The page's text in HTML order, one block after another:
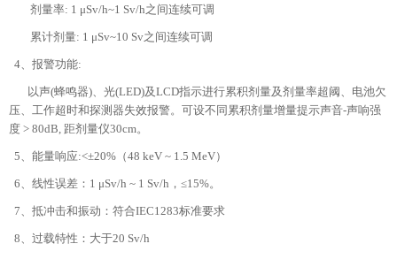
剂量率: 1 μSv/h~1 Sv/h之间连续可调
累计剂量: 1 μSv~10 Sv之间连续可调
4、报警功能:
以声(蜂鸣器)、光(LED)及LCD指示进行累积剂量及剂量率超阈、电池欠
压、工作超时和探测器失效报警。可设不同累积剂量增量提示声音-声响强
度 > 80dB, 距剂量仪30cm。
5、能量响应:<±20%（48 keV ~ 1.5 MeV）
6、线性误差：1 μSv/h ~ 1 Sv/h，≤15%。
7、抵冲击和振动：符合IEC1283标准要求
8、过载特性：大于20 Sv/h